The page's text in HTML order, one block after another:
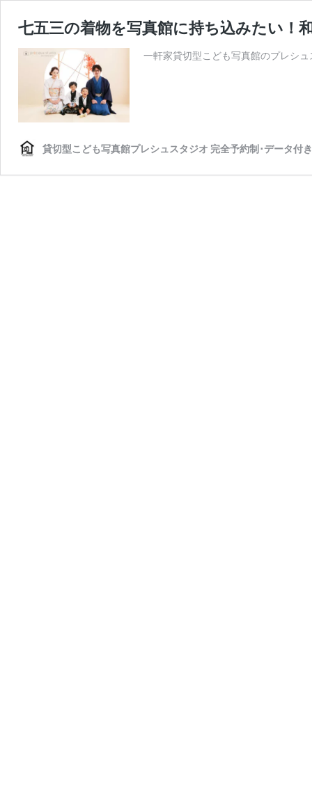
七五三の着物を写真館に持ち込みたい！
一軒家貸切型こども写真館のプレシ
貸切型こども写真館プレシュスタジオ 完全予約制･データ付き